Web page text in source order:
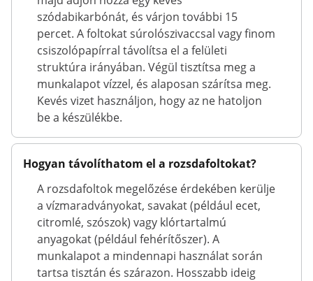
szódabikarbónát, és várjon további 15
percet. A foltokat súrolószivaccsal vagy finom
csiszolópapírral távolítsa el a felületi
struktúra irányában. Végül tisztítsa meg a
munkalapot vízzel, és alaposan szárítsa meg.
Kevés vizet használjon, hogy az ne hatoljon
be a készülékbe.
Hogyan távolíthatom el a rozsdafoltokat?
A rozsdafoltok megelőzése érdekében kerülje
a vízmaradványokat, savakat (például ecet,
citromlé, szószok) vagy klórtartalmú
anyagokat (például fehérítőszer). A
munkalapot a mindennapi használat során
tartsa tisztán és szárazon. Hosszabb ideig